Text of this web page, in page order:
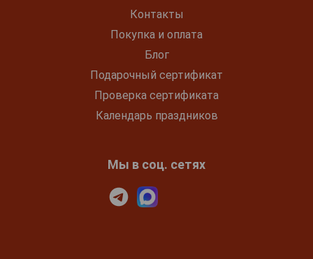
Контакты
Покупка и оплата
Блог
Подарочный сертификат
Проверка сертификата
Календарь праздников
Мы в соц. сетях